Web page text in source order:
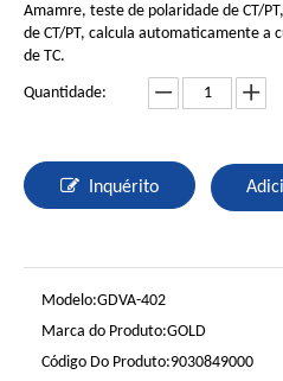
Amamre, teste de polaridade de CT/
de CT/PT, calcula automaticamente a
de TC.
Quantidade:
Inquérito
Modelo:GDVA-402
Marca do Produto:GOLD
Código Do Produto:9030849000